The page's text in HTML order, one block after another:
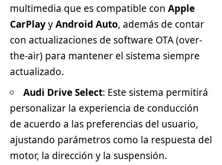
multimedia que es compatible con Apple
CarPlayyAndroid Auto, además de contar
con actualizaciones de software OTA (over-
the-air) para mantener el sistema siempre
actualizado.
Audi Drive Select: Este sistema permitirá
personalizar la experiencia de conducción
de acuerdo a las preferencias del usuario,
ajustando parámetros como la respuesta del
motor, la dirección y la suspensión.